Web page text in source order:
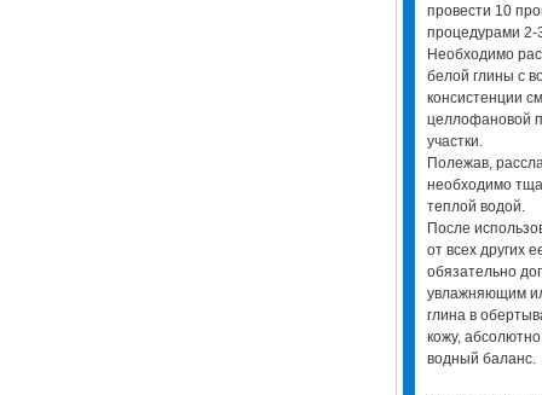
провести 10
процедурами
Необходимо
белой глины с
консистенции
целлофановой
участки.
Полежав,
необходимо
теплой водой.
После
от всех других
обязательно
увлажняющим
глина в
кожу,
водный баланс.